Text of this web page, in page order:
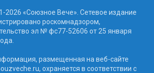
2026 «Союзное Вече». Сетевое издание
роскомнадзором,
эл № фc77-52606 от 25 января
размещенная на веб-сайте
охраняется в соответствии с